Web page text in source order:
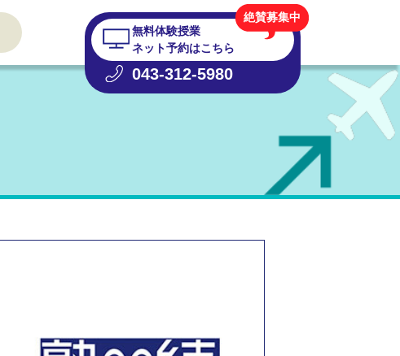
絶賛募集中
無料体験授業
ネット予約はこちら
043-312-5980